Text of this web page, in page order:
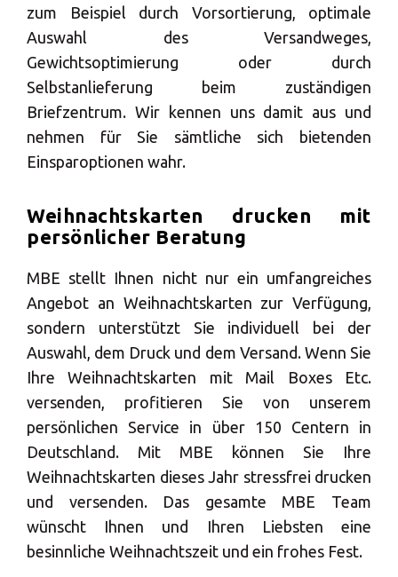
zum Beispiel durch Vorsortierung, optimale
Auswahl des Versandweges,
Gewichtsoptimierung oder durch
Selbstanlieferung beim zuständigen
Briefzentrum. Wir kennen uns damit aus und
nehmen für Sie sämtliche sich bietenden
Einsparoptionen wahr.
Weihnachtskarten drucken mit
persönlicher Beratung
MBE stellt Ihnen nicht nur ein umfangreiches
Angebot an Weihnachtskarten zur Verfügung,
sondern unterstützt Sie individuell bei der
Auswahl, dem Druck und dem Versand. Wenn Sie
Ihre Weihnachtskarten mit Mail Boxes Etc.
versenden, profitieren Sie von unserem
persönlichen Service in über 150 Centern in
Deutschland. Mit MBE können Sie Ihre
Weihnachtskarten dieses Jahr stressfrei drucken
und versenden. Das gesamte MBE Team
wünscht Ihnen und Ihren Liebsten eine
besinnliche Weihnachtszeit und ein frohes Fest.